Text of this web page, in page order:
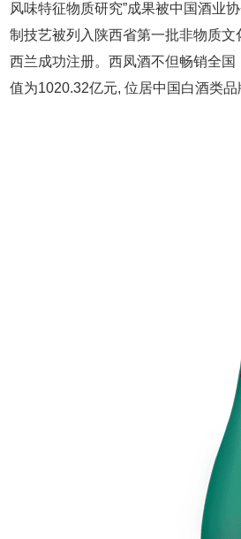
风味特征物质研究”成果被中国酒业
制技艺被列入陕西省第一批非物质
西兰成功注册。西凤酒不但畅销全
值为1020.32亿元, 位居中国白酒类